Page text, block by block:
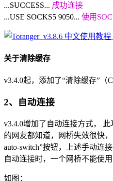
...SUCCESS... 成功连接
...USE SOCKS5 9050... 使用
关于清除缓存
v3.4.0起，添加了“清除缓存”（
2、自动连接
v3.4.0增加了自动连接方式，
的网友都知道，网桥失效很快
auto-switch”按钮，上述手动连
自动连接时，一个网桥不能使
如图：